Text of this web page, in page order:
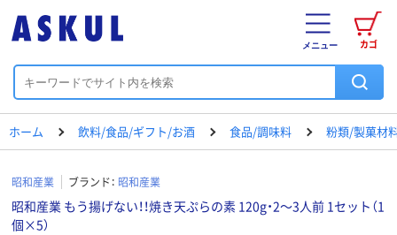
カゴ
メニュー
ホーム 飲料/食品/ギフト/お酒 食品/調味料 粉類/製菓材
昭和産業 ブランド： 昭和産業
昭和産業 もう揚げない！！焼き天ぷらの素 120g・2～3人前 1セット（1
個×5）